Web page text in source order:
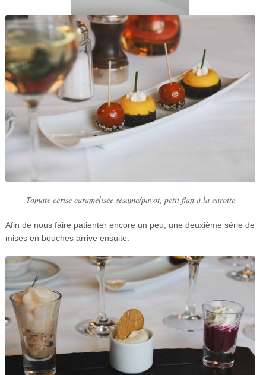
Tomate cerise caramélisée sésame/pavot, petit flan à la carotte
Afin de nous faire patienter encore un peu, une deuxième série de
mises en bouches arrive ensuite: